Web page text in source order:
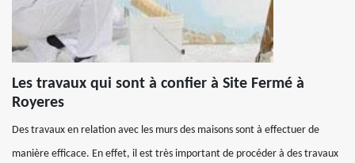
Les travaux qui sont à confier à Site Fermé à
Royeres
Des travaux en relation avec les murs des maisons sont à effectuer de
manière efficace. En effet, il est très important de procéder à des travaux